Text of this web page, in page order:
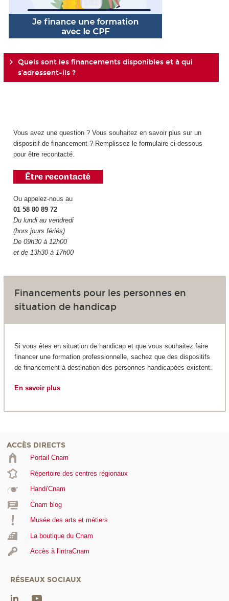
Quels sont les financements disponibles et à qui
s’adressent-ils ?
Vous avez une question ? Vous souhaitez en savoir plus sur un
dispositif de financement ? Remplissez le formulaire ci-dessous
pour être recontacté.
Ou appelez-nous au
01 58 80 89 72
Du lundi au vendredi
(hors jours fériés)
De 09h30 à 12h00
et de 13h30 à 17h00
Financements pour les personnes en
situation de handicap
Si vous êtes en situation de handicap et que vous souhaitez faire
financer une formation professionnelle, sachez que des dispositifs
de financement à destination des personnes handicapées existent.
En savoir plus
ACCÈS DIRECTS
Portail Cnam
Répertoire des centres régionaux
Handi'Cnam
Cnam blog
Musée des arts et métiers
La boutique du Cnam
Accès à l'intraCnam
RÉSEAUX SOCIAUX